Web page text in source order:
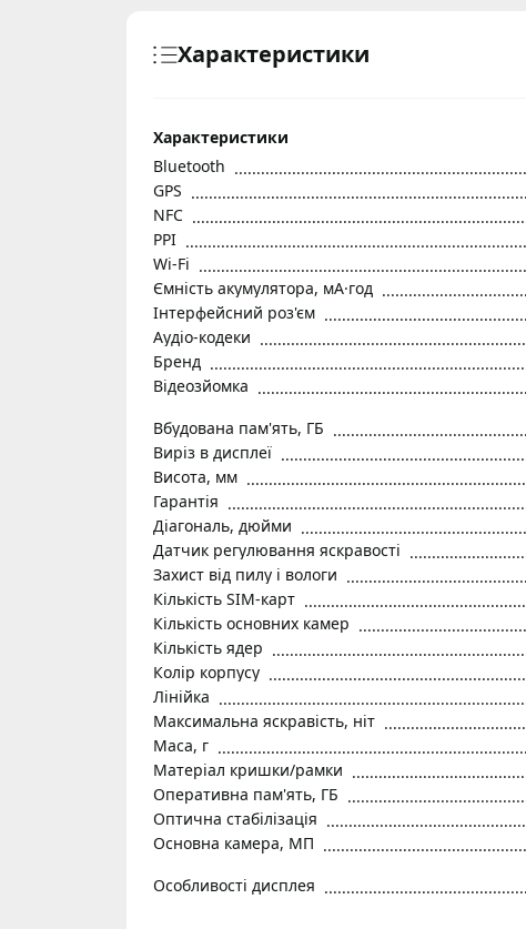
Характеристики
Характеристики
Bluetooth
GPS
NFC
PPI
Wi-Fi
Ємність акумулятора, мА·год
Інтерфейсний роз'єм
Аудіо-кодеки
Бренд
Відеозйомка
Вбудована пам'ять, ГБ
Виріз в дисплеї
Висота, мм
Гарантія
Діагональ, дюйми
Датчик регулювання яскравості
Захист від пилу і вологи
Кількість SIM-карт
Кількість основних камер
Кількість ядер
Колір корпусу
Лінійка
Максимальна яскравість, ніт
Маса, г
Матеріал кришки/рамки
Оперативна пам'ять, ГБ
Оптична стабілізація
Основна камера, МП
Особливості дисплея